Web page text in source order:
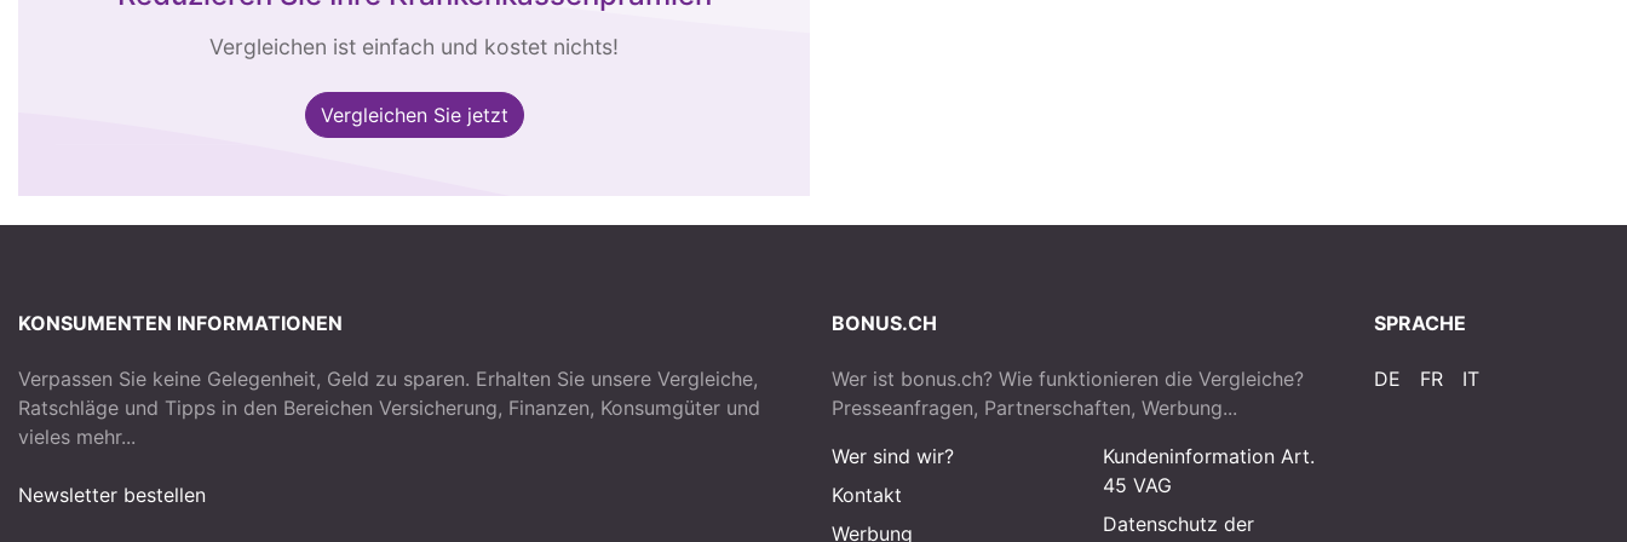
Vergleichen ist einfach und kostet nichts!
Vergleichen Sie jetzt
KONSUMENTEN INFORMATIONEN
Verpassen Sie keine Gelegenheit, Geld zu sparen. Erhalten Sie unsere Vergleiche,
Ratschläge und Tipps in den Bereichen Versicherung, Finanzen, Konsumgüter und
vieles mehr...
Newsletter bestellen
BONUS.CH
Wer ist bonus.ch? Wie funktionieren die Vergleiche?
Presseanfragen, Partnerschaften, Werbung...
Wer sind wir?
Kontakt
Werbung
Kundeninformation Art.
45 VAG
Datenschutz der
SPRACHE
DE FR IT